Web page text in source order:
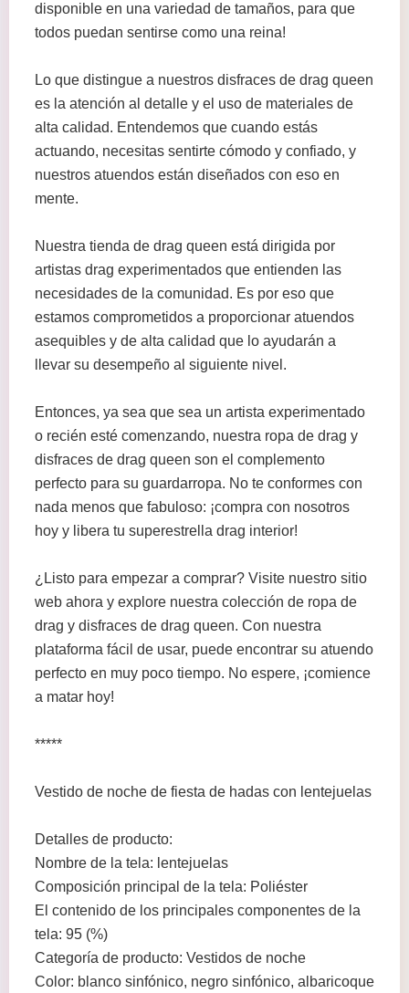
disponible en una variedad de tamaños, para que
todos puedan sentirse como una reina!
Lo que distingue a nuestros disfraces de drag queen
es la atención al detalle y el uso de materiales de
alta calidad. Entendemos que cuando estás
actuando, necesitas sentirte cómodo y confiado, y
nuestros atuendos están diseñados con eso en
mente.
Nuestra tienda de drag queen está dirigida por
artistas drag experimentados que entienden las
necesidades de la comunidad. Es por eso que
estamos comprometidos a proporcionar atuendos
asequibles y de alta calidad que lo ayudarán a
llevar su desempeño al siguiente nivel.
Entonces, ya sea que sea un artista experimentado
o recién esté comenzando, nuestra ropa de drag y
disfraces de drag queen son el complemento
perfecto para su guardarropa. No te conformes con
nada menos que fabuloso: ¡compra con nosotros
hoy y libera tu superestrella drag interior!
¿Listo para empezar a comprar? Visite nuestro sitio
web ahora y explore nuestra colección de ropa de
drag y disfraces de drag queen. Con nuestra
plataforma fácil de usar, puede encontrar su atuendo
perfecto en muy poco tiempo. No espere, ¡comience
a matar hoy!
*****
Vestido de noche de fiesta de hadas con lentejuelas
Detalles de producto:
Nombre de la tela: lentejuelas
Composición principal de la tela: Poliéster
El contenido de los principales componentes de la
tela: 95 (%)
Categoría de producto: Vestidos de noche
Color: blanco sinfónico, negro sinfónico, albaricoque